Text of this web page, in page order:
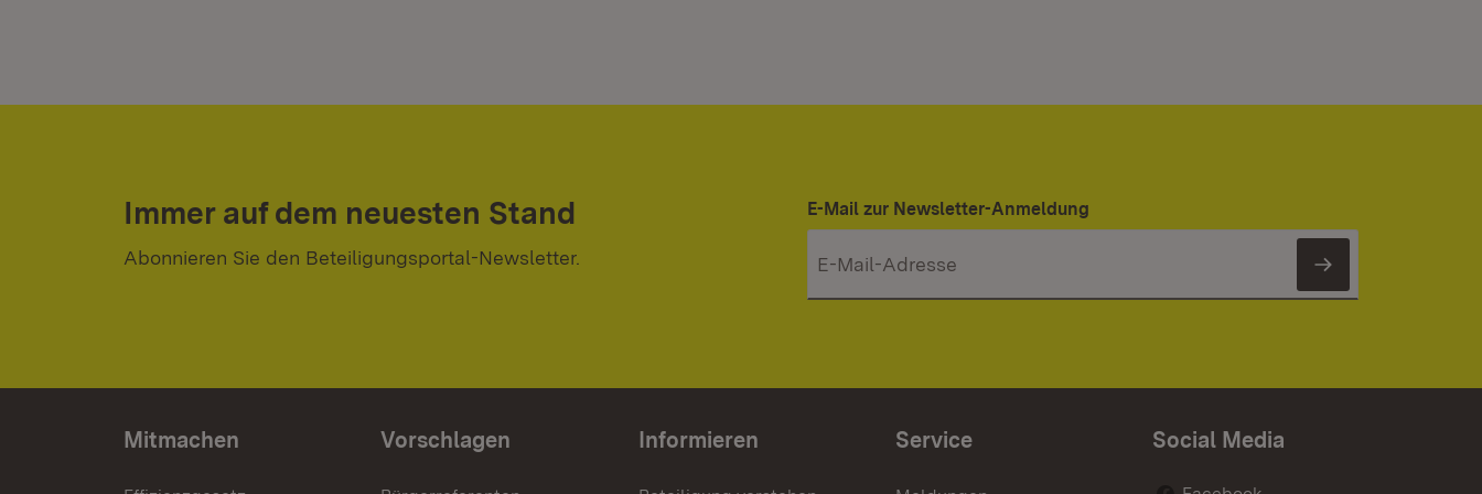
Immer auf dem neuesten Stand
Abonnieren Sie den Beteiligungsportal-Newsletter.
E-Mail zur Newsletter-Anmeldung
Newsletter
Mitmachen Vorschlagen Informieren Service Social Media